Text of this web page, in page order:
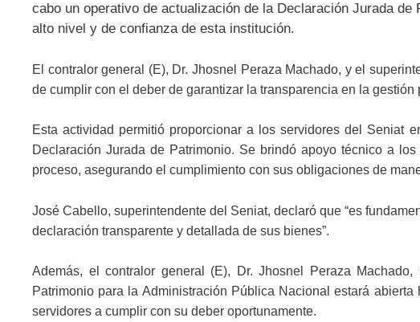
cabo un operativo de actualización de la Declaración Jurada
alto nivel y de confianza de esta institución.
El contralor general (E), Dr. Jhosnel Peraza Machado, y el
de cumplir con el deber de garantizar la transparencia en la
Esta actividad permitió proporcionar a los servidores del Seniat
Declaración Jurada de Patrimonio. Se brindó apoyo técnico a
proceso, asegurando el cumplimiento con sus obligaciones de
José Cabello, superintendente del Seniat, declaró que “es
declaración transparente y detallada de sus bienes”.
Además, el contralor general (E), Dr. Jhosnel Peraza
Patrimonio para la Administración Pública Nacional estará
servidores a cumplir con su deber oportunamente.